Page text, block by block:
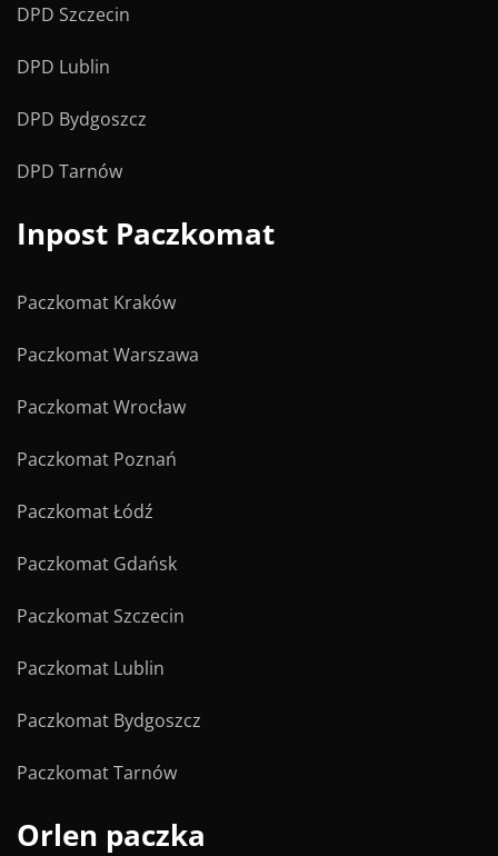
DPD Szczecin
DPD Lublin
DPD Bydgoszcz
DPD Tarnów
Inpost Paczkomat
Paczkomat Kraków
Paczkomat Warszawa
Paczkomat Wrocław
Paczkomat Poznań
Paczkomat Łódź
Paczkomat Gdańsk
Paczkomat Szczecin
Paczkomat Lublin
Paczkomat Bydgoszcz
Paczkomat Tarnów
Orlen paczka